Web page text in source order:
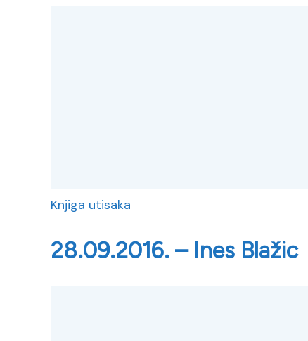
Knjiga utisaka
28.09.2016. – Ines Blažic